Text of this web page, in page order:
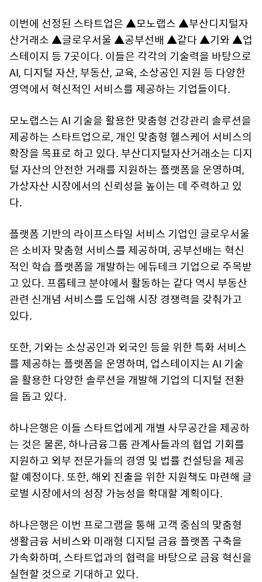
이번에 선정된 스타트업은 ▲모노랩스 ▲부산디지털자
산거래소 ▲글로우서울 ▲공부선배 ▲같다 ▲기와 ▲업
스테이지 등 7곳이다. 이들은 각각의 기술력을 바탕으로
AI, 디지털 자산, 부동산, 교육, 소상공인 지원 등 다양한
영역에서 혁신적인 서비스를 제공하는 기업들이다.
모노랩스는 AI 기술을 활용한 맞춤형 건강관리 솔루션을
제공하는 스타트업으로, 개인 맞춤형 헬스케어 서비스의
확장을 목표로 하고 있다. 부산디지털자산거래소는 디지
털 자산의 안전한 거래를 지원하는 플랫폼을 운영하며,
가상자산 시장에서의 신뢰성을 높이는 데 주력하고 있
다.
플랫폼 기반의 라이프스타일 서비스 기업인 글로우서울
은 소비자 맞춤형 서비스를 제공하며, 공부선배는 혁신
적인 학습 플랫폼을 개발하는 에듀테크 기업으로 주목받
고 있다. 프롭테크 분야에서 활동하는 같다 역시 부동산
관련 신개념 서비스를 도입해 시장 경쟁력을 갖춰가고
있다.
또한, 기와는 소상공인과 외국인 등을 위한 특화 서비스
를 제공하는 플랫폼을 운영하며, 업스테이지는 AI 기술
을 활용한 다양한 솔루션을 개발해 기업의 디지털 전환
을 돕고 있다.
하나은행은 이들 스타트업에게 개별 사무공간을 제공하
는 것은 물론, 하나금융그룹 관계사들과의 협업 기회를
지원하고 외부 전문가들의 경영 및 법률 컨설팅을 제공
할 예정이다. 또한, 해외 진출을 위한 지원책도 마련해 글
로벌 시장에서의 성장 가능성을 확대할 계획이다.
하나은행은 이번 프로그램을 통해 고객 중심의 맞춤형
생활금융 서비스와 미래형 디지털 금융 플랫폼 구축을
가속화하며, 스타트업과의 협력을 바탕으로 금융 혁신을
실현할 것으로 기대하고 있다.